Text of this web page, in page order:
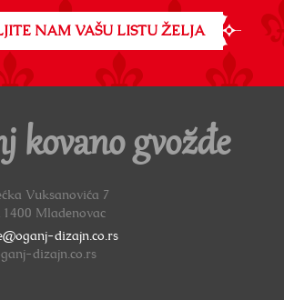
NAM VAŠU LISTU ŽELJA
kovano gvožđe
Vuksanovića 7
Mladenovac
dizajn.co.rs
dizajn.co.rs